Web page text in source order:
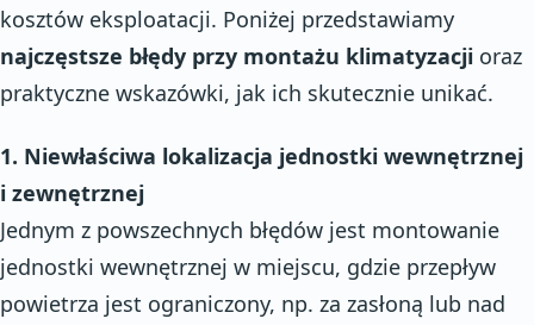
kosztów eksploatacji. Poniżej przedstawiamy
najczęstsze błędy przy montażu klimatyzacji oraz
praktyczne wskazówki, jak ich skutecznie unikać.
1. Niewłaściwa lokalizacja jednostki wewnętrznej
i zewnętrznej
Jednym z powszechnych błędów jest montowanie
jednostki wewnętrznej w miejscu, gdzie przepływ
powietrza jest ograniczony, np. za zasłoną lub nad